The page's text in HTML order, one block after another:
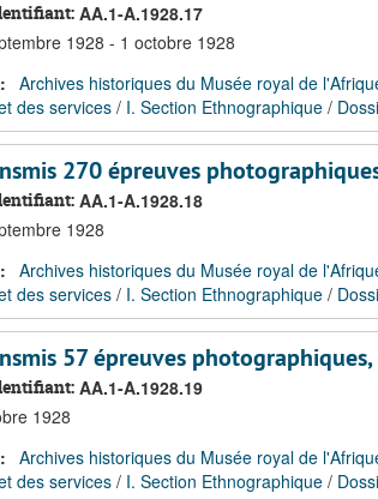
AA.1-A.1928.17
1928 - 1 octobre 1928
Archives historiques du Musée royal de
des services / I. Section Ethnographique /
270 épreuves
AA.1-A.1928.18
1928
Archives historiques du Musée royal de
des services / I. Section Ethnographique /
57 épreuves
AA.1-A.1928.19
1928
Archives historiques du Musée royal de
des services / I. Section Ethnographique /